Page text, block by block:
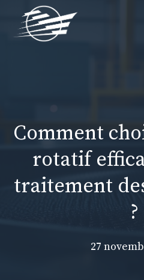
contenu
Comment
rotatif
traitement
?
27